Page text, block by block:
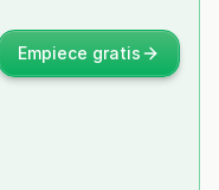
Empiece gratis